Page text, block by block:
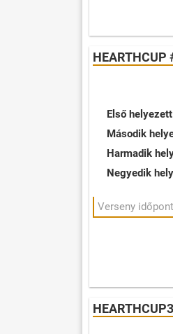
HEARTHCUP
Első
Második
Harmadik
Negyedik
Verseny